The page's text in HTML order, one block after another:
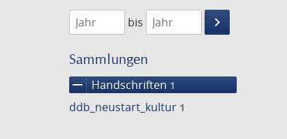
1474
1475
bis
keyboard_arrow_right
Suche
Sammlungen
remove Handschriften 1
ddb_neustart_kultur 1